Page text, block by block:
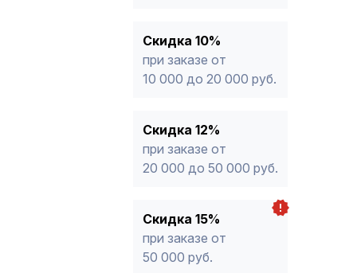
Скидка 10%
при заказе от
10 000 до 20 000 руб.
Скидка 12%
при заказе от
20 000 до 50 000 руб.
Скидка 15%
при заказе от
50 000 руб.